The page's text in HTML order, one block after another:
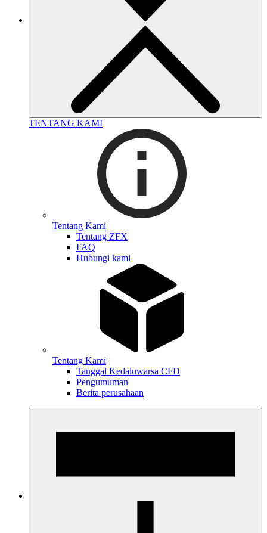
TENTANG KAMI
Tentang Kami
Tentang ZFX
FAQ
Hubungi kami
Tentang Kami
Tanggal Kedaluwarsa CFD
Pengumuman
Berita perusahaan